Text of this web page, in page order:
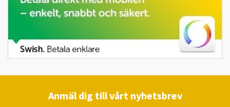
Anmäl dig till vårt nyhetsbrev